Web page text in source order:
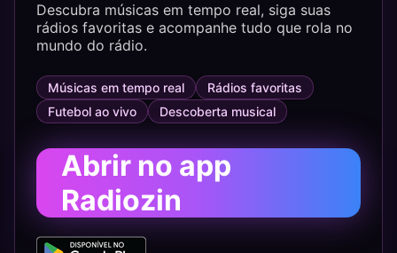
Descubra músicas em tempo real, siga suas
rádios favoritas e acompanhe tudo que rola no
mundo do rádio.
Músicas em tempo real
Rádios favoritas
Futebol ao vivo
Descoberta musical
Abrir no app
Radiozin